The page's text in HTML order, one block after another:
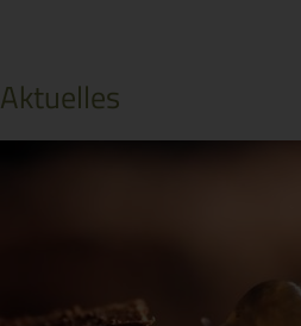
Aktuelles